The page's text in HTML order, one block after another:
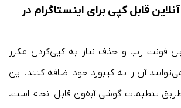
قابل کپی برای اینستاگرام در
فونت زیبا و حذف نیاز به کپی‌کردن مکرر
می‌توانند آن را به کیبورد خود اضافه کنند. این
طریق تنظیمات گوشی آیفون قابل انجام است.